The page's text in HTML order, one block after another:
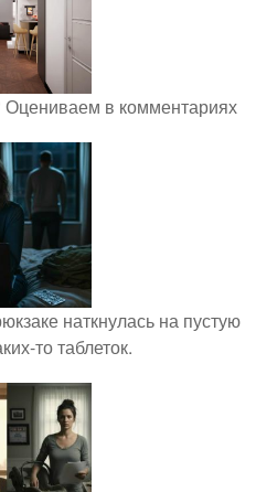
в комментариях
наткнулась на пустую
то таблеток.